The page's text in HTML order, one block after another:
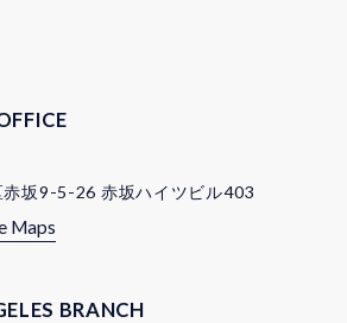
赤坂9-5-26 赤坂ハイツビル403
Maps
BRANCH